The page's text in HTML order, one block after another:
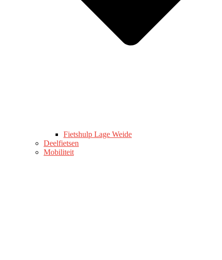
Fietshulp Lage Weide
Deelfietsen
Mobiliteit